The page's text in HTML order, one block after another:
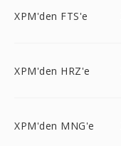
XPM'den FTS'e
XPM'den HRZ'e
XPM'den MNG'e